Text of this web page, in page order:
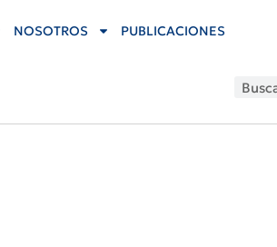
NOSOTROS PUBLICACIONES